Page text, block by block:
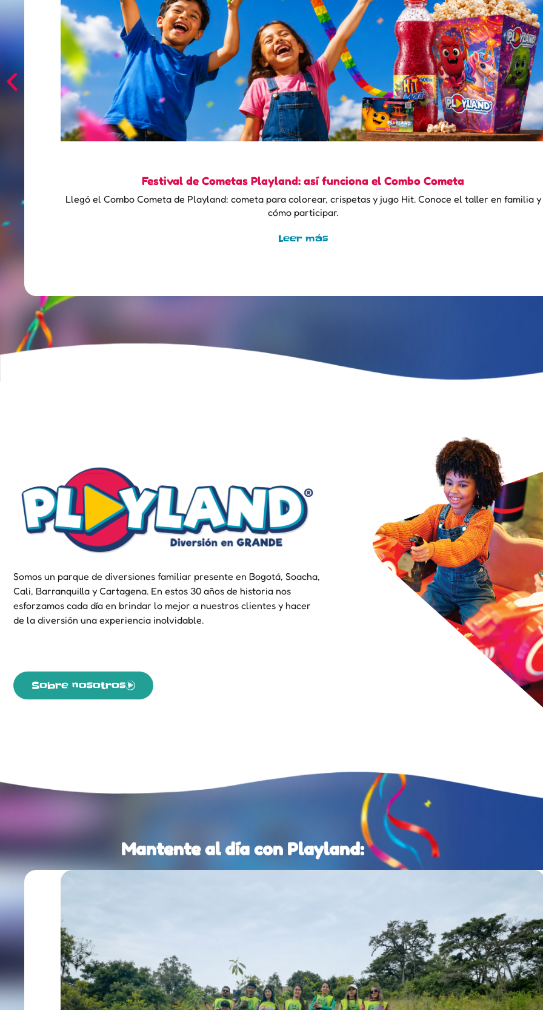
Festival de Cometas Playland: así funciona el Combo Cometa
Llegó el Combo Cometa de Playland: cometa para colorear, crispetas y jugo Hit. Conoce el taller en familia y
cómo participar.
Leer más
Somos un parque de diversiones familiar presente en Bogotá, Soacha,
Cali, Barranquilla y Cartagena. En estos 30 años de historia nos
esforzamos cada día en brindar lo mejor a nuestros clientes y hacer
de la diversión una experiencia inolvidable.
Sobre nosotros
Mantente al día con Playland: